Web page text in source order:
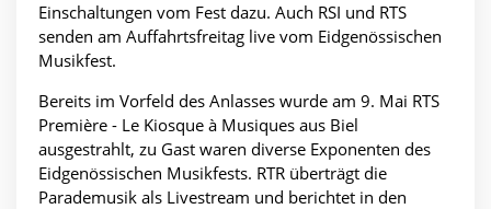
Einschaltungen vom Fest dazu. Auch RSI und RTS
senden am Auffahrtsfreitag live vom Eidgenössischen
Musikfest.
Bereits im Vorfeld des Anlasses wurde am 9. Mai RTS
Première - Le Kiosque à Musiques aus Biel
ausgestrahlt, zu Gast waren diverse Exponenten des
Eidgenössischen Musikfests. RTR überträgt die
Parademusik als Livestream und berichtet in den